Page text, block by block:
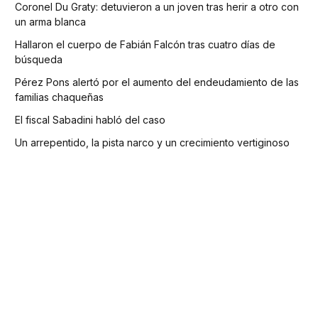
Coronel Du Graty: detuvieron a un joven tras herir a otro con
un arma blanca
Hallaron el cuerpo de Fabián Falcón tras cuatro días de
búsqueda
Pérez Pons alertó por el aumento del endeudamiento de las
familias chaqueñas
El fiscal Sabadini habló del caso
Un arrepentido, la pista narco y un crecimiento vertiginoso